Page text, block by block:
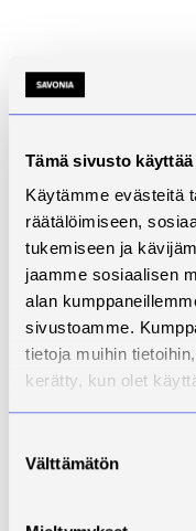
Tämä sivusto
Käytämme evästeitä
räätälöimiseen,
tukemiseen ja
jaamme sosiaalisen
alan
sivustoamme.
tietoja muihin
kerätty, kun olet
valinta
Välttämätön
Keskeiset sisällöt